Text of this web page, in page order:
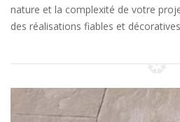
nature et la complexité de votre
des réalisations fiables et